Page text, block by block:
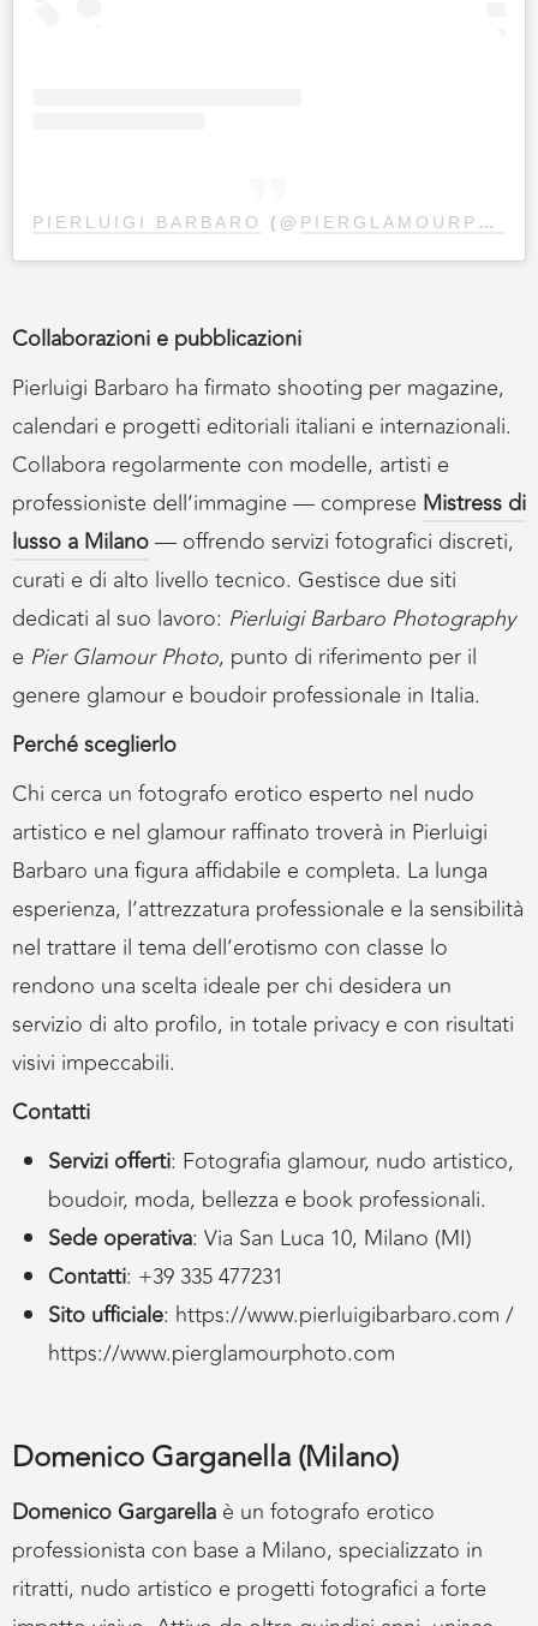
PIERLUIGI BARBARO (@ PIERGLAMOURPHOTO
Collaborazioni e pubblicazioni
Pierluigi Barbaro ha firmato shooting per magazine,
calendari e progetti editoriali italiani e internazionali.
Collabora regolarmente con modelle, artisti e
professioniste dell’immagine — comprese Mistress di
lusso a Milano— offrendo servizi fotografici discreti,
curati e di alto livello tecnico. Gestisce due siti
dedicati al suo lavoro: Pierluigi Barbaro Photography
e Pier Glamour Photo, punto di riferimento per il
genere glamour e boudoir professionale in Italia.
Perché sceglierlo
Chi cerca un fotografo erotico esperto nel nudo
artistico e nel glamour raffinato troverà in Pierluigi
Barbaro una figura affidabile e completa. La lunga
esperienza, l’attrezzatura professionale e la sensibilità
nel trattare il tema dell’erotismo con classe lo
rendono una scelta ideale per chi desidera un
servizio di alto profilo, in totale privacy e con risultati
visivi impeccabili.
Contatti
Servizi offerti: Fotografia glamour, nudo artistico,
boudoir, moda, bellezza e book professionali.
Sede operativa: Via San Luca 10, Milano (MI)
Contatti: +39 335 477231
Sito ufficiale: https://www.pierluigibarbaro.com /
https://www.pierglamourphoto.com
Domenico Garganella (Milano)
Domenico Gargarella è un fotografo erotico
professionista con base a Milano, specializzato in
ritratti, nudo artistico e progetti fotografici a forte